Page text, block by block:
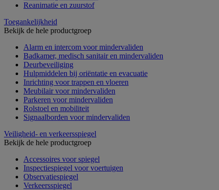
Reanimatie en zuurstof
Toegankelijkheid
Bekijk de hele productgroep
Alarm en intercom voor mindervaliden
Badkamer, medisch sanitair en mindervaliden
Deurbeveiliging
Hulpmiddelen bij oriëntatie en evacuatie
Inrichting voor trappen en vloeren
Meubilair voor mindervaliden
Parkeren voor mindervaliden
Rolstoel en mobiliteit
Signaalborden voor mindervaliden
Veiligheid- en verkeersspiegel
Bekijk de hele productgroep
Accessoires voor spiegel
Inspectiespiegel voor voertuigen
Observatiespiegel
Verkeersspiegel